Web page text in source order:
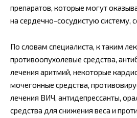
препаратов, которые могут
на сердечно-сосудистую систему,
По словам специалиста, к таким
противоопухолевые средства,
лечения аритмий, некоторые
мочегонные средства,
лечения ВИЧ, антидепрессанты,
средства для снижения веса и